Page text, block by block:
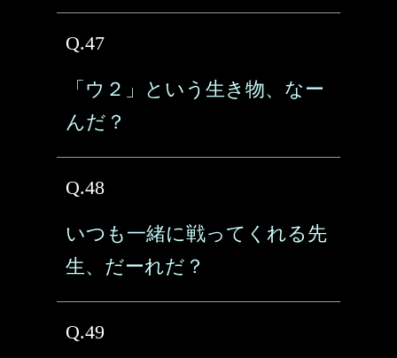
Q.47
「ウ２」という生き物、なー
んだ？
Q.48
いつも一緒に戦ってくれる先
生、だーれだ？
Q.49